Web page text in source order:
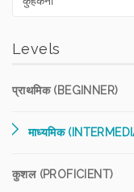
Levels
प्राथमिक (BEGINNER)
माध्यमिक
कुशल (PROFICIENT)